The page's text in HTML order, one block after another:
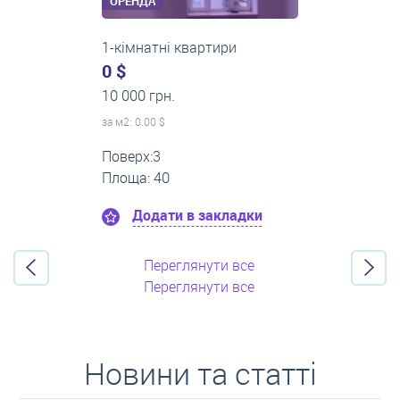
2-кімнатні квартири
0 $
16 000 грн.
за м2: 0.00 $
Поверх:11
Площа: 55
Додати в закладки
Переглянути все
Переглянути все
Новини та статті